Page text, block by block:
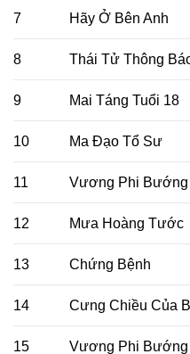
7 Hãy Ở Bên Anh
8
9 Mai Táng Tuổi 18
10 Ma Đạo Tổ Sư
11 Vương Phi Bướng
12 Mưa Hoàng Tước
13 Chứng Bệnh
14 Cưng Chiều Của
15 Vương Phi Bướng